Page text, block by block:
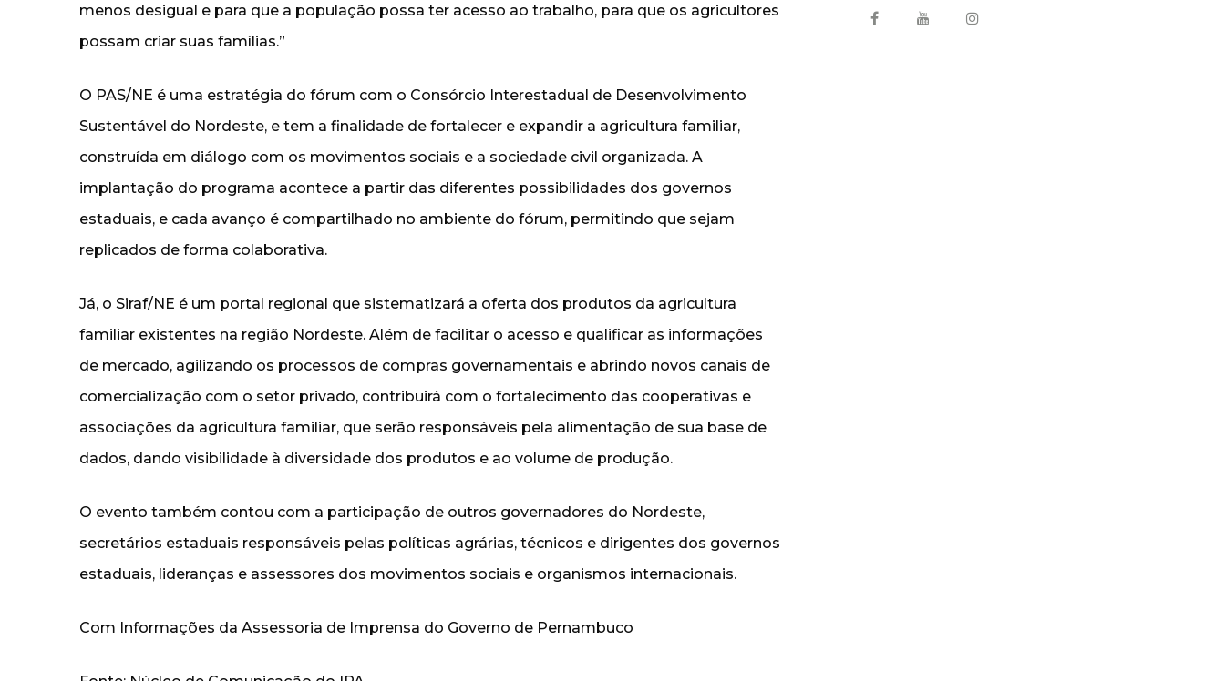
menos desigual e para que a população possa ter acesso ao trabalho, para que os agricultores
possam criar suas famílias.”
O PAS/NE é uma estratégia do fórum com o Consórcio Interestadual de Desenvolvimento
Sustentável do Nordeste, e tem a finalidade de fortalecer e expandir a agricultura familiar,
construída em diálogo com os movimentos sociais e a sociedade civil organizada. A
implantação do programa acontece a partir das diferentes possibilidades dos governos
estaduais, e cada avanço é compartilhado no ambiente do fórum, permitindo que sejam
replicados de forma colaborativa.
Já, o Siraf/NE é um portal regional que sistematizará a oferta dos produtos da agricultura
familiar existentes na região Nordeste. Além de facilitar o acesso e qualificar as informações
de mercado, agilizando os processos de compras governamentais e abrindo novos canais de
comercialização com o setor privado, contribuirá com o fortalecimento das cooperativas e
associações da agricultura familiar, que serão responsáveis pela alimentação de sua base de
dados, dando visibilidade à diversidade dos produtos e ao volume de produção.
O evento também contou com a participação de outros governadores do Nordeste,
secretários estaduais responsáveis pelas políticas agrárias, técnicos e dirigentes dos governos
estaduais, lideranças e assessores dos movimentos sociais e organismos internacionais.
Com Informações da Assessoria de Imprensa do Governo de Pernambuco